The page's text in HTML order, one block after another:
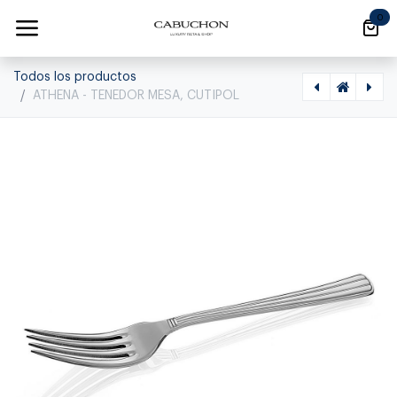
0
Todos los productos
ATHENA - TENEDOR MESA, CUTIPOL